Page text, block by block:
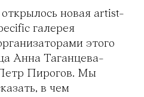
новая artist-
галерея
этого
Анна Таганцева-
Пирогов. Мы
в чем